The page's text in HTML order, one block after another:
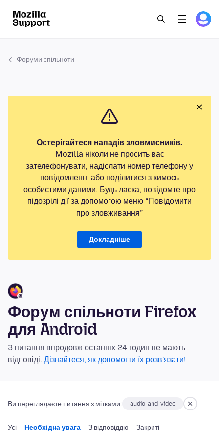
Форуми спільноти
Остерігайтеся нападів зловмисників.
Mozilla ніколи не просить вас
зателефонувати, надіслати номер телефону у
повідомленні або поділитися з кимось
особистими даними. Будь ласка, повідомте про
підозрілі дії за допомогою меню “Повідомити
про зловживання”
Докладніше
Форум спільноти Firefox
для Android
3 питання впродовж останніх 24 годин не мають
відповіді. Дізнайтеся, як допомогти їх розв'язати!
Ви переглядаєте питання з мітками: audio-and-video
Усі Необхідна увага З відповіддю Закриті